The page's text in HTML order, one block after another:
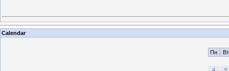
Calendar
Пн Вт